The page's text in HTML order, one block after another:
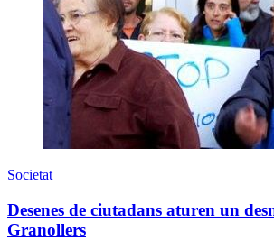
Societat
Desenes de ciutadans aturen un
Granollers